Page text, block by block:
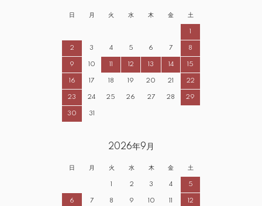
日 月 火 水 木 金 土
1
2 3 4 5 6 7 8
9 10 11 12 13 14 15
16 17 18 19 20 21 22
23 24 25 26 27 28 29
30 31
2026年9月
日 月 火 水 木 金 土
1 2 3 4 5
6 7 8 9 10 11 12